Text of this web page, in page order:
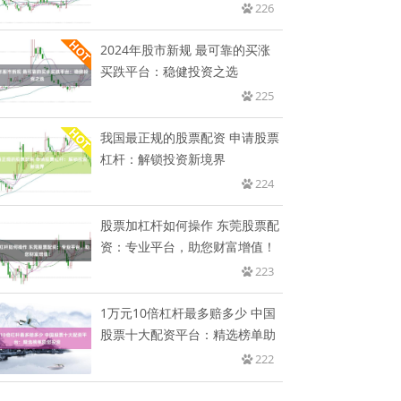
226
2024年股市新规 最可靠的买涨
买跌平台：稳健投资之选
225
我国最正规的股票配资 申请股票
杠杆：解锁投资新境界
224
股票加杠杆如何操作 东莞股票配
资：专业平台，助您财富增值！
223
1万元10倍杠杆最多赔多少 中国
股票十大配资平台：精选榜单助
222